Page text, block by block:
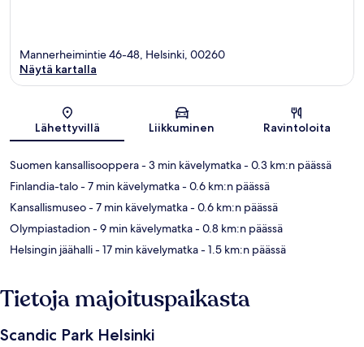
Kartta
Mannerheimintie 46-48, Helsinki, 00260
Näytä kartalla
Lähettyvillä Liikkuminen Ravintoloita
Suomen kansallisooppera- 3 min kävelymatka- 0.3 km:n päässä
Finlandia-talo- 7 min kävelymatka- 0.6 km:n päässä
Kansallismuseo- 7 min kävelymatka- 0.6 km:n päässä
Olympiastadion- 9 min kävelymatka- 0.8 km:n päässä
Helsingin jäähalli- 17 min kävelymatka- 1.5 km:n päässä
Tietoja majoituspaikasta
Scandic Park Helsinki